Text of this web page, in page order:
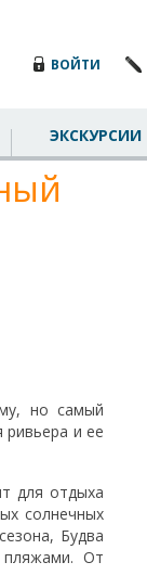
ВОЙТИ
ЭКСКУРСИИ
но самый
ривьера и ее
для отдыха
солнечных
Будва
пляжами. От